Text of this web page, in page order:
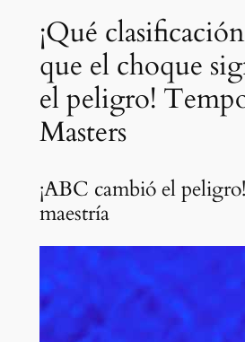
¡Qué
que el choque
el peligro!
Masters
¡ABC cambió el
maestría